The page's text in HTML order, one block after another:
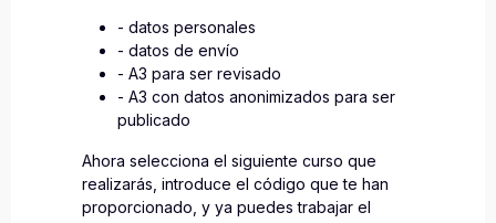
- datos personales
- datos de envío
- A3 para ser revisado
- A3 con datos anonimizados para ser
publicado
Ahora selecciona el siguiente curso que
realizarás, introduce el código que te han
proporcionado, y ya puedes trabajar el